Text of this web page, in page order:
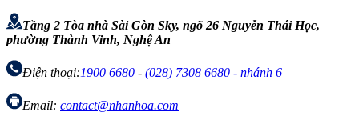
Tầng 2 Tòa nhà Sài Gòn Sky, ngõ 26 Nguyễn Thái Học,
phường Thành Vinh, Nghệ An
Điện thoại:1900 6680 - (028) 7308 6680 - nhánh 6
Email: contact@nhanhoa.com